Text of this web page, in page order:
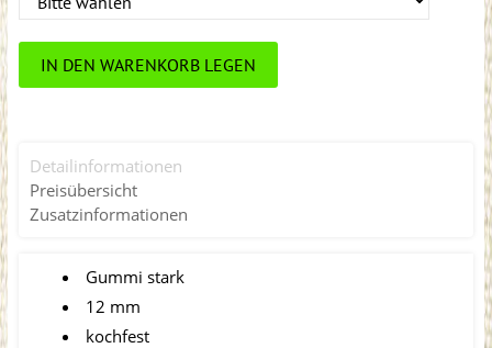
IN DEN WARENKORB LEGEN
Detailinformationen
Preisübersicht
Zusatzinformationen
Gummi stark
12 mm
kochfest